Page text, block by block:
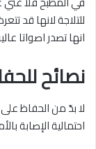
للتلاجة لانها قد
انها تصدر اصواتا
نصائح
لا بدّ من الحفاظ
احتمالية الإصابة